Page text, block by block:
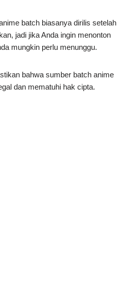
batch biasanya dirilis setelah
jadi jika Anda ingin menonton
mungkin perlu menunggu.
bahwa sumber batch anime
dan mematuhi hak cipta.